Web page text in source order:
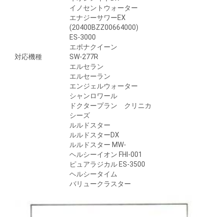
対応機種
イノセントウォーター
エナジーサワーEX
(20400BZZ00664000)
ES-3000
エポナクイーン
SW-277R
エルセラン
エルセーラン
エンジェルウォーター
シャンロワール
ドクタープラン クリニカ
シーズ
ルルドスター
ルルドスターDX
ルルドスター MW-
ヘルシーイオン FHI-001
ピュアラジカル ES-3500
ヘルシータイム
バリュークラスター